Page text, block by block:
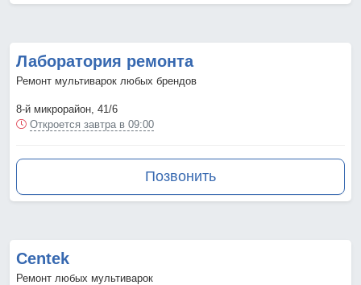
Лаборатория ремонта
Ремонт мультиварок любых брендов
8-й микрорайон, 41/6
Откроется завтра в 09:00
Позвонить
Centek
Ремонт любых мультиварок